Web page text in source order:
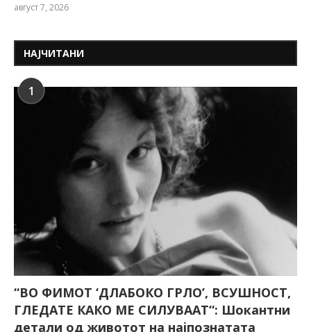
август 7, 2026
НАЈЧИТАНИ
1
“ВО ФИМОТ ‘ДЛАБОКО ГРЛО’, ВСУШНОСТ,
ГЛЕДАТЕ КАКО МЕ СИЛУВААТ“: Шокантни
детали од животот на најпознатата